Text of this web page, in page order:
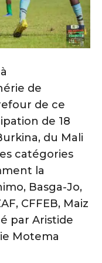
de
de ce
de 18
du Mali
catégories
la
Basga-Jo,
CFFEB, Maiz
par Aristide
Motema